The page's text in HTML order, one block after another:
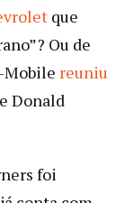
que
Ou de
Mobile reuniu
Donald
foi